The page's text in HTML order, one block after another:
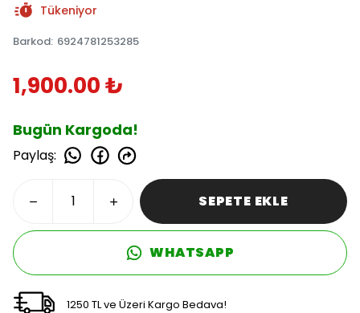
Tükeniyor
Barkod: 6924781253285
1,900.00 ₺
Bugün Kargoda!
Paylaş:
SEPETE EKLE
WHATSAPP
1250 TL ve Üzeri Kargo Bedava!